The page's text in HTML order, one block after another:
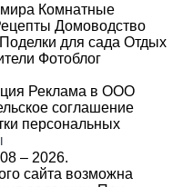
Комнатные
Домоводство
Поделки для сада Отдых
Фотоблог
Реклама в ООО
соглашение
персональных
– 2026.
сайта возможна